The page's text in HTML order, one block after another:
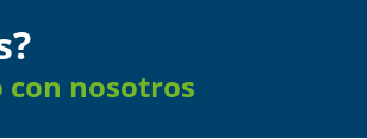
con nosotros